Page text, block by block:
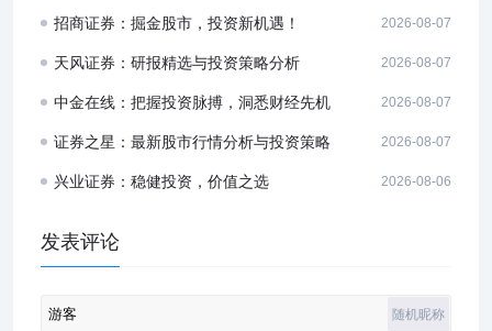
招商证券：掘金股市，投资新机遇！ 2026-08-07
天风证券：研报精选与投资策略分析 2026-08-07
中金在线：把握投资脉搏，洞悉财经先机 2026-08-07
证券之星：最新股市行情分析与投资策略 2026-08-07
兴业证券：稳健投资，价值之选 2026-08-06
发表评论
随机昵称